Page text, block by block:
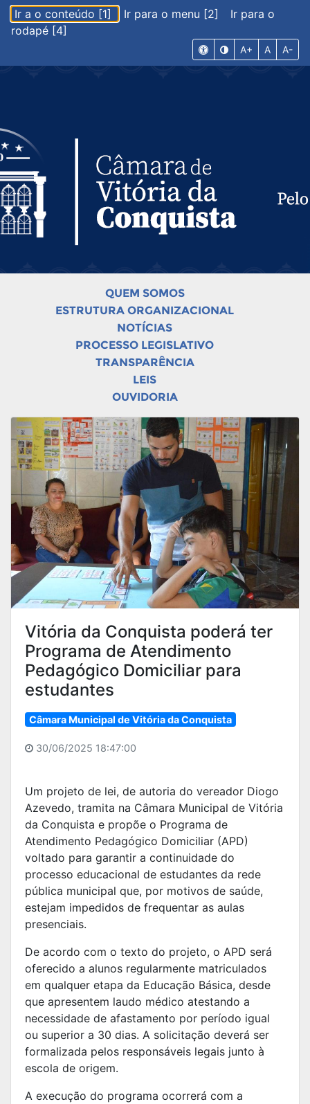
Ir a o conteúdo [1] Ir para o menu [2]
Ir para o
rodapé [4]
A+ A A-
QUEM SOMOS
ESTRUTURA ORGANIZACIONAL
NOTÍCIAS
PROCESSO LEGISLATIVO
TRANSPARÊNCIA
LEIS
OUVIDORIA
Vitória da Conquista poderá ter
Programa de Atendimento
Pedagógico Domiciliar para
estudantes
Câmara Municipal de Vitória da Conquista
30/06/2025 18:47:00
Um projeto de lei, de autoria do vereador Diogo
Azevedo, tramita na Câmara Municipal de Vitória
da Conquista e propõe o Programa de
Atendimento Pedagógico Domiciliar (APD)
voltado para garantir a continuidade do
processo educacional de estudantes da rede
pública municipal que, por motivos de saúde,
estejam impedidos de frequentar as aulas
presenciais.
De acordo com o texto do projeto, o APD será
oferecido a alunos regularmente matriculados
em qualquer etapa da Educação Básica, desde
que apresentem laudo médico atestando a
necessidade de afastamento por período igual
ou superior a 30 dias. A solicitação deverá ser
formalizada pelos responsáveis legais junto à
escola de origem.
A execução do programa ocorrerá com a